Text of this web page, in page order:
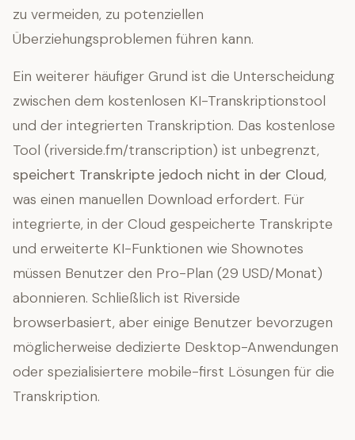
zu vermeiden, zu potenziellen
Überziehungsproblemen führen kann.
Ein weiterer häufiger Grund ist die Unterscheidung
zwischen dem kostenlosen KI-Transkriptionstool
und der integrierten Transkription. Das kostenlose
Tool (riverside.fm/transcription) ist unbegrenzt,
speichert Transkripte jedoch nicht in der Cloud,
was einen manuellen Download erfordert. Für
integrierte, in der Cloud gespeicherte Transkripte
und erweiterte KI-Funktionen wie Shownotes
müssen Benutzer den Pro-Plan (29 USD/Monat)
abonnieren. Schließlich ist Riverside
browserbasiert, aber einige Benutzer bevorzugen
möglicherweise dedizierte Desktop-Anwendungen
oder spezialisiertere mobile-first Lösungen für die
Transkription.